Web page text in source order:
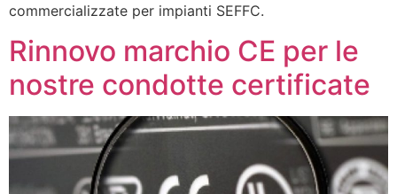
commercializzate per impianti SEFFC.
Rinnovo marchio CE per le
nostre condotte certificate